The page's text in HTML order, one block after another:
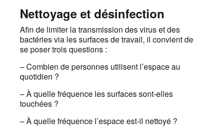
Nettoyage et désinfection
Afin de limiter la transmission des virus et des
bactéries via les surfaces de travail, il convient de
se poser trois questions :
– Combien de personnes utilisent l’espace au
quotidien ?
– À quelle fréquence les surfaces sont-elles
touchées ?
– À quelle fréquence l’espace est-il nettoyé ?